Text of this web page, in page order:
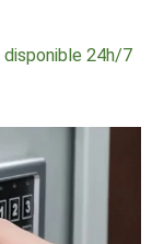
24h/7